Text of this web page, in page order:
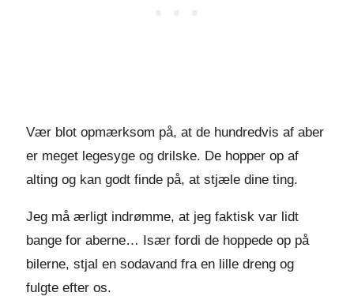
Vær blot opmærksom på, at de hundredvis af aber
er meget legesyge og drilske. De hopper op af
alting og kan godt finde på, at stjæle dine ting.
Jeg må ærligt indrømme, at jeg faktisk var lidt
bange for aberne… Især fordi de hoppede op på
bilerne, stjal en sodavand fra en lille dreng og
fulgte efter os.